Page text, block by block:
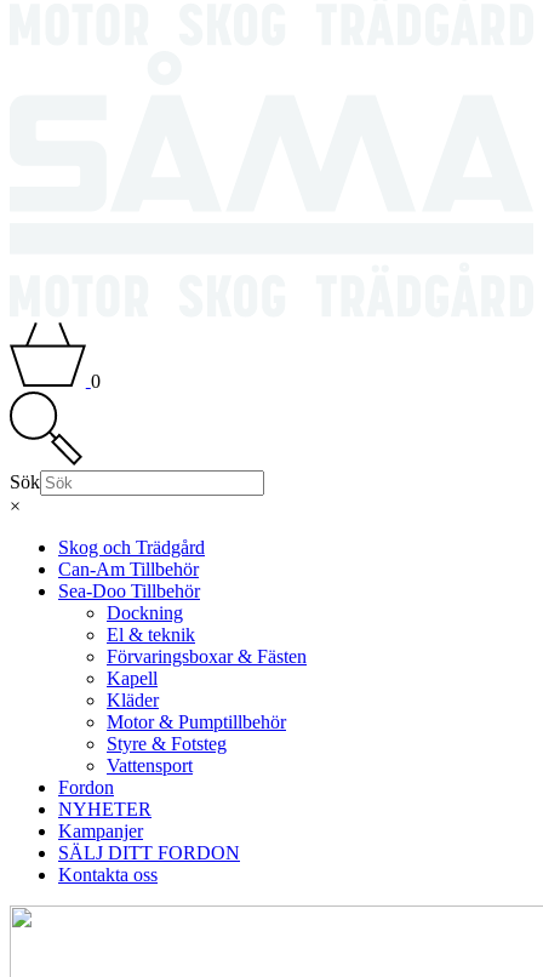
0
Sök
×
Skog och Trädgård
Can-Am Tillbehör
Sea-Doo Tillbehör
Dockning
El & teknik
Förvaringsboxar & Fästen
Kapell
Kläder
Motor & Pumptillbehör
Styre & Fotsteg
Vattensport
Fordon
NYHETER
Kampanjer
SÄLJ DITT FORDON
Kontakta oss